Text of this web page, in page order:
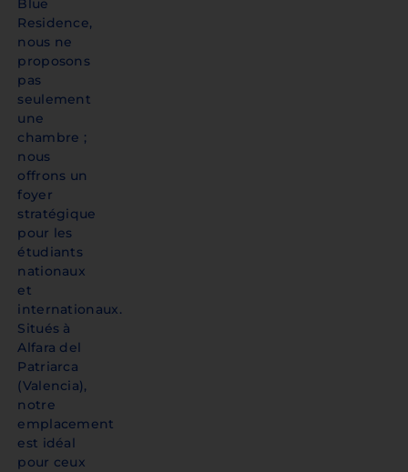
Blue
Residence,
nous ne
proposons
pas
seulement
une
chambre ;
nous
offrons un
foyer
stratégique
pour les
étudiants
nationaux
et
internationaux.
Situés à
Alfara del
Patriarca
(Valencia),
notre
emplacement
est idéal
pour ceux